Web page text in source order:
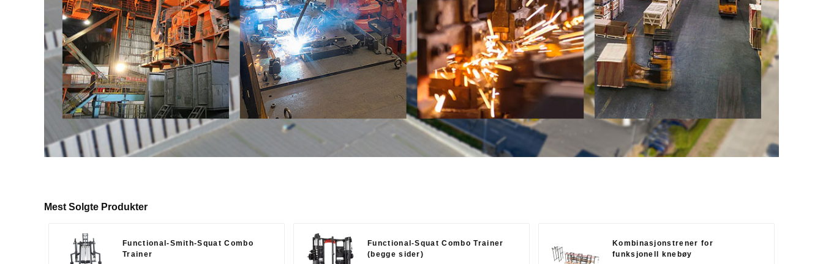
Mest Solgte Produkter
Functional-Smith-Squat Combo
Trainer
Functional-Squat Combo Trainer
(begge sider)
Kombinasjonstrener for
funksjonell knebøy